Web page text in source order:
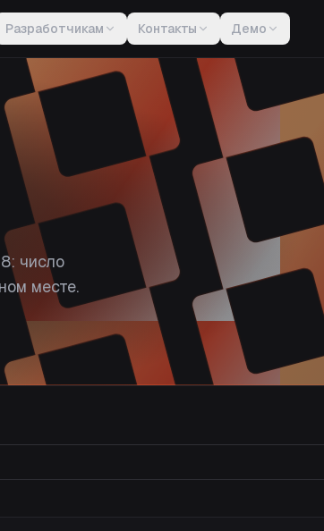
Разработчикам Контакты Демо
число
месте.